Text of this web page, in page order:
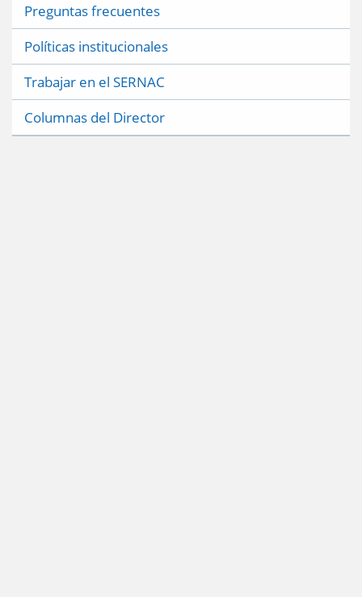
Preguntas frecuentes
Políticas institucionales
Trabajar en el SERNAC
Columnas del Director